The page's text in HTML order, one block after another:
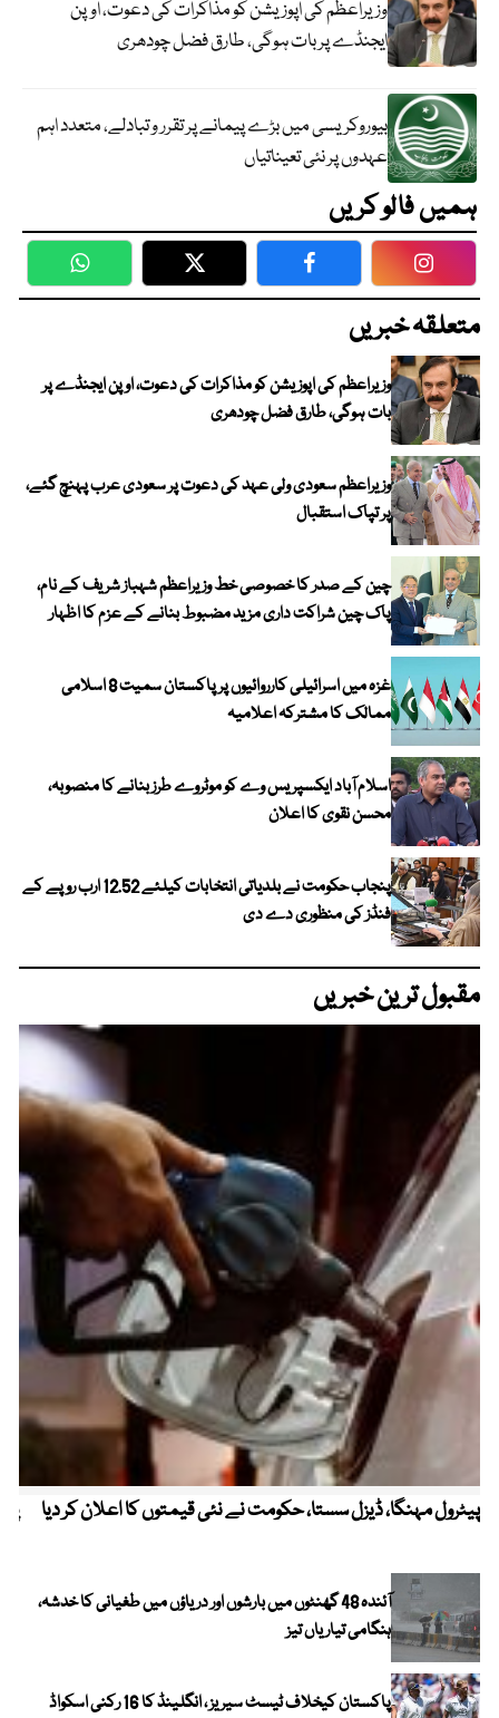
وزیراعظم کی اپوزیشن کو مذاکرات کی دعوت، اوپن
ایجنڈے پر بات ہوگی، طارق فضل چودھری
بیوروکریسی میں بڑے پیمانے پر تقرر و تبادلے، متعدد اہم
عہدوں پر نئی تعیناتیاں
ہمیں فالو کریں
WhatsApp Twitter Facebook
متعلقہ خبریں
وزیراعظم کی اپوزیشن کو مذاکرات کی دعوت، اوپن ایجنڈے پر
بات ہوگی، طارق فضل چودھری
وزیراعظم سعودی ولی عہد کی دعوت پر سعودی عرب پہنچ گئے،
پر تپاک استقبال
چین کے صدر کا خصوصی خط وزیراعظم شہباز شریف کے نام،
پاک چین شراکت داری مزید مضبوط بنانے کے عزم کا اظہار
غزہ میں اسرائیلی کارروائیوں پر پاکستان سمیت 8 اسلامی
ممالک کا مشترکہ اعلامیہ
اسلام آباد ایکسپریس وے کو موٹروے طرز بنانے کا منصوبہ،
محسن نقوی کا اعلان
پنجاب حکومت نے بلدیاتی انتخابات کیلئے 12.52 ارب روپے کے
فنڈز کی منظوری دے دی
مقبول ترین خبریں
پیٹرول مہنگا، ڈیزل سستا، حکومت نے نئی قیمتوں کا اعلان کر دیا
آئندہ 48 گھنٹوں میں بارشوں اور دریاؤں میں طغیانی کا خدشہ،
ہنگامی تیاریاں تیز
پاکستان کیخلاف ٹیسٹ سیریز ، انگلینڈ کا 16 رکنی اسکواڈ